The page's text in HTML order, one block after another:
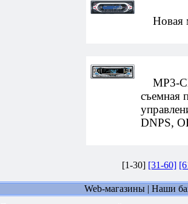
Новая
MP3-
съемная
DNPS,
[1-30] [31-60]
Web-магазины | Наши